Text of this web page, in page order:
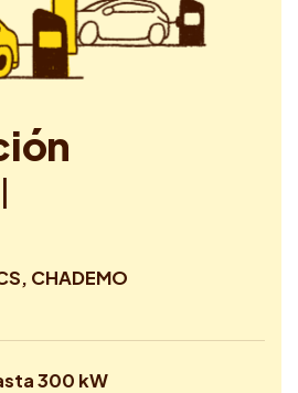
ión
l
CHADEMO
300 kW